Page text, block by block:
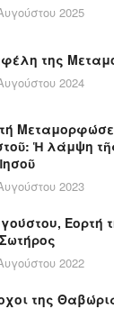
2025
της
2024
Ἡ λάμψη
2023
Εορτή
2022
της